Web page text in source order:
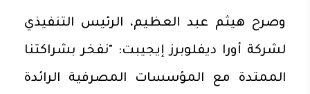
وصرح هيثم عبد العظيم، الرئيس التنفيذي
لشركة أورا ديفلوبرز إيجيبت: "نفخر بشراكتنا
الممتدة مع المؤسسات المصرفية الرائدة